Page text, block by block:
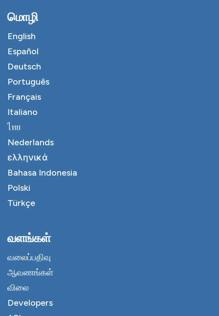
மொழி
English
Español
Deutsch
Português
Français
Italiano
ไทย
Nederlands
ελληνικά
Bahasa Indonesia
Polski
Türkçe
வளங்கள்
வலைப்பதிவு
ஆவணங்கள்
விலை
Developers